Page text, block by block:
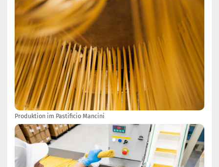
Produktion im Pastificio Mancini